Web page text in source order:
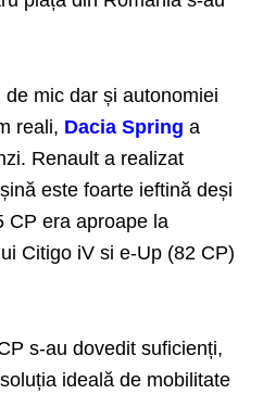
mic dar și autonomiei
reali, Dacia Spring a
Renault a realizat
este foarte ieftină deși
CP era aproape la
Citigo iV si e-Up (82 CP)
s-au dovedit suficienți,
ideală de mobilitate